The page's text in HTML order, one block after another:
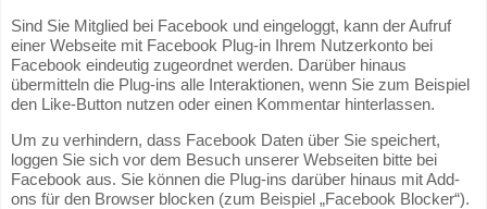
Sind Sie Mitglied bei Facebook und eingeloggt, kann der Aufruf
einer Webseite mit Facebook Plug-in Ihrem Nutzerkonto bei
Facebook eindeutig zugeordnet werden. Darüber hinaus
übermitteln die Plug-ins alle Interaktionen, wenn Sie zum Beispiel
den Like-Button nutzen oder einen Kommentar hinterlassen.
Um zu verhindern, dass Facebook Daten über Sie speichert,
loggen Sie sich vor dem Besuch unserer Webseiten bitte bei
Facebook aus. Sie können die Plug-ins darüber hinaus mit Add-
ons für den Browser blocken (zum Beispiel „Facebook Blocker“).